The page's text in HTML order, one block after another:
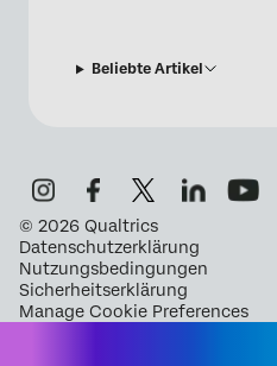
Beliebte Artikel
© 2026 Qualtrics
Datenschutzerklärung
Nutzungsbedingungen
Sicherheitserklärung
Manage Cookie Preferences